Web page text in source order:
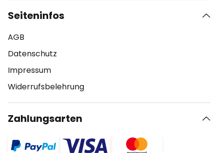
Seiteninfos
AGB
Datenschutz
Impressum
Widerrufsbelehrung
Zahlungsarten